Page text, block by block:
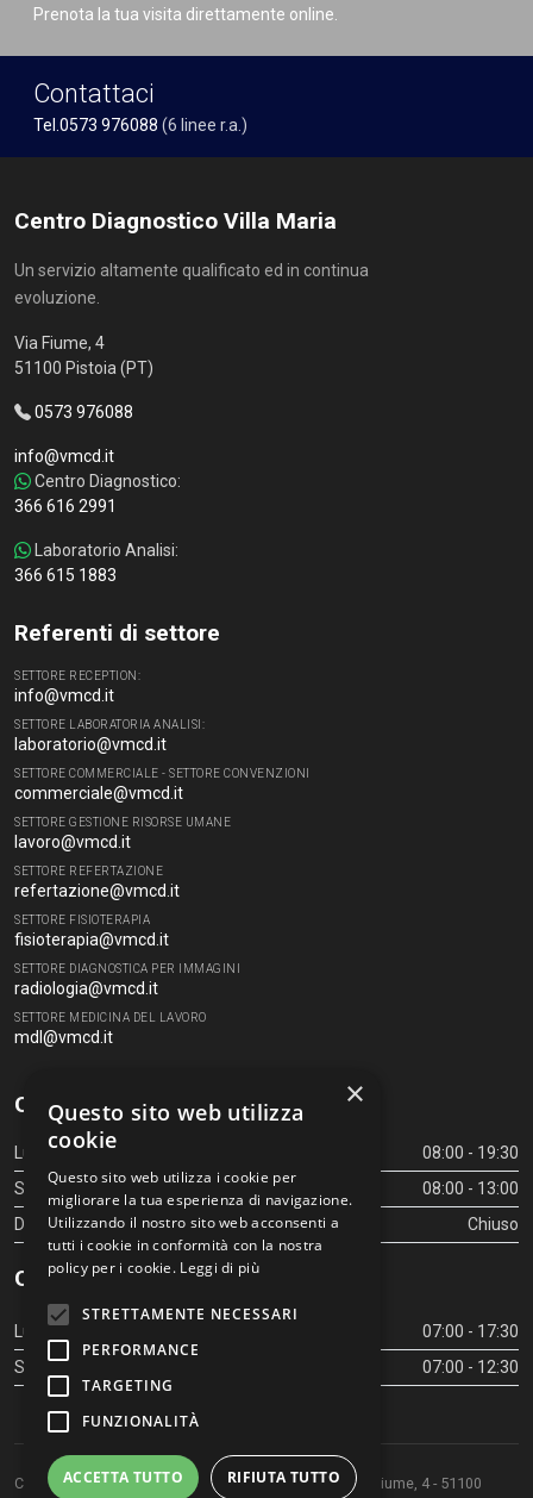
Prenota la tua visita direttamente online.
Contattaci
Tel.0573 976088 (6 linee r.a.)
Centro Diagnostico Villa Maria
Un servizio altamente qualificato ed in continua
evoluzione.
Via Fiume, 4
51100 Pistoia (PT)
0573 976088
info@vmcd.it
Centro Diagnostico:
366 616 2991
Laboratorio Analisi:
366 615 1883
Referenti di settore
SETTORE RECEPTION:
info@vmcd.it
SETTORE LABORATORIA ANALISI:
laboratorio@vmcd.it
SETTORE COMMERCIALE - SETTORE CONVENZIONI
commerciale@vmcd.it
SETTORE GESTIONE RISORSE UMANE
lavoro@vmcd.it
SETTORE REFERTAZIONE
refertazione@vmcd.it
SETTORE FISIOTERAPIA
fisioterapia@vmcd.it
SETTORE DIAGNOSTICA PER IMMAGINI
radiologia@vmcd.it
SETTORE MEDICINA DEL LAVORO
mdl@vmcd.it
Orari Centro Diagnostico
Lunedì - Venerdì
08:00 - 19:30
Sabato
08:00 - 13:00
Domenica
Chiuso
Orari Centro Diagnostico
Lunedì - Venerdì
07:00 - 17:30
Sabato
07:00 - 12:30
Copyright © 2026 Centro Diagnostico Villa Maria. Via Fiume, 4 - 51100
×
Questo sito web utilizza
cookie
Questo sito web utilizza i cookie per
migliorare la tua esperienza di navigazione.
Utilizzando il nostro sito web acconsenti a
tutti i cookie in conformità con la nostra
policy per i cookie. Leggi di più
STRETTAMENTE NECESSARI
PERFORMANCE
TARGETING
FUNZIONALITÀ
ACCETTA TUTTO RIFIUTA TUTTO